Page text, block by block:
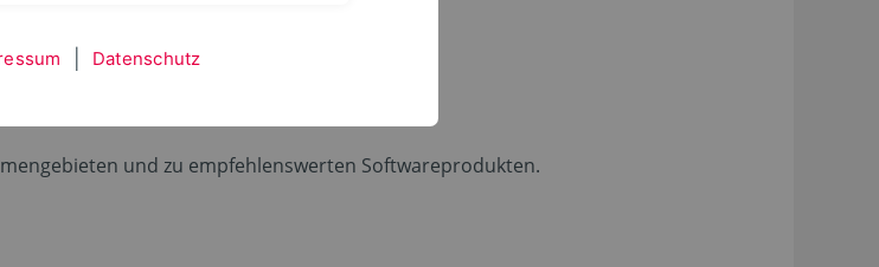
und zu empfehlenswerten Softwareprodukten.
Datenschutz